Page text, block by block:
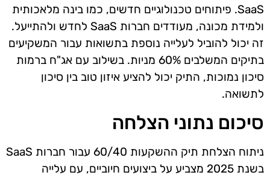
SaaS. פיתוחים טכנולוגיים חדשים, כמו בינה מלאכותית
ולמידת מכונה, מעודדים חברות SaaS לחדש ולהתייעל.
זה יכול להוביל לעלייה נוספת בתשואות עבור המשקיעים
בתיקים המשלבים 60% מניות. בשילוב עם אג"ח ברמות
סיכון נמוכות, התיק יכול להציע איזון טוב בין סיכון
לתשואה.
סיכום נתוני הצלחה
ניתוח הצלחת תיק ההשקעות 60/40 עבור חברות SaaS
בשנת 2025 מצביע על ביצועים חיוביים, עם עלייה